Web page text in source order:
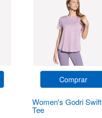
Comprar
Women's Godri Swift
Tee